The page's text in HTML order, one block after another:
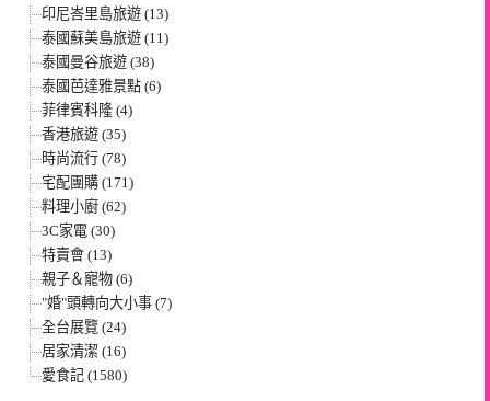
印尼峇里島旅遊 (13)
泰國蘇美島旅遊 (11)
泰國曼谷旅遊 (38)
泰國芭達雅景點 (6)
菲律賓科隆 (4)
香港旅遊 (35)
時尚流行 (78)
宅配團購 (171)
料理小廚 (62)
3C家電 (30)
特賣會 (13)
親子＆寵物 (6)
"婚"頭轉向大小事 (7)
全台展覽 (24)
居家清潔 (16)
愛食記 (1580)